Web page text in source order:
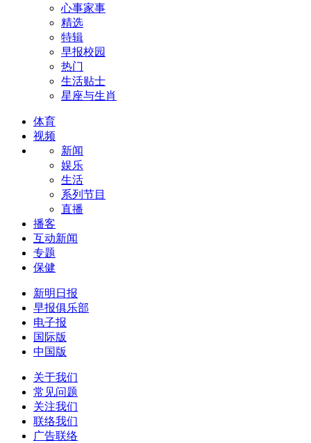
心事家事
精选
特辑
早报校园
热门
生活贴士
星座与生肖
体育
视频
新闻
娱乐
生活
系列节目
直播
播客
互动新闻
专题
保健
新明日报
早报俱乐部
电子报
国际版
中国版
关于我们
常见问题
关注我们
联络我们
广告联络